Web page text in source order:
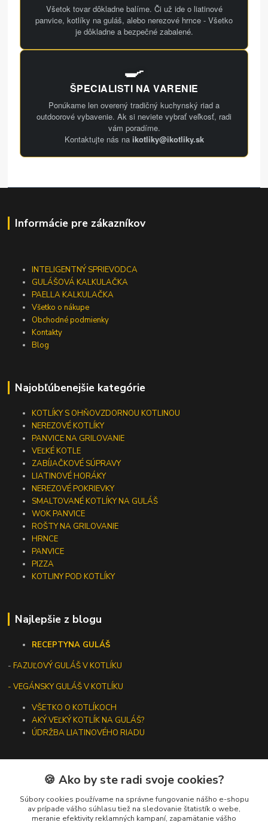
Všetok tovar dôkladne balíme. Či už ide o liatinové
panvice, kotlíky na guláš, alebo nerezové hrnce - Všetko
je dôkladne a bezpečné zabalené.
🍳
ŠPECIALISTI NA VARENIE
Ponúkame len overený tradičný kuchynský riad a
outdoorové vybavenie. Ak si neviete vybrať veľkosť, radi
vám poradíme.
Kontaktujte nás na ikotliky@ikotliky.sk
Informácie pre zákazníkov
INTELIGENTNÝ SPRIEVODCA
GULÁŠOVÁ KALKULAČKA
PAELLA KALKULAČKA
Všetko o nákupe
Obchodné podmienky
Kontakty
Blog
Najobľúbenejšie kategórie
KOTLÍKY S OHŇOVZDORNOU KOTLINOU
NEREZOVÉ KOTLÍKY
PANVICE NA GRILOVANIE
VEĽKÉ KOTLE
ZABÍJAČKOVÉ SÚPRAVY
LIATINOVÉ HORÁKY
NEREZOVÉ POKRIEVKY
SMALTOVANÉ KOTLÍKY NA GULÁŠ
WOK PANVICE
ROŠTY NA GRILOVANIE
HRNCE
PANVICE
PIZZA
KOTLINY POD KOTLÍKY
Najlepšie z blogu
RECEPTYNA GULÁŠ
-FAZUĽOVÝ GULÁŠ V KOTLÍKU
- VEGÁNSKY GULÁŠ V KOTLÍKU
VŠETKO O KOTLÍKOCH
AKÝ VEĽKÝ KOTLÍK NA GULÁŠ?
ÚDRŽBA LIATINOVÉHO RIADU
Kontakty
🍪 Ako by ste radi svoje cookies?
Súbory cookies používame na správne fungovanie nášho e-shopu
av prípade vášho súhlasu tiež na sledovanie štatistík o webe,
meranie efektivity reklamných kampaní, zapamätanie vášho